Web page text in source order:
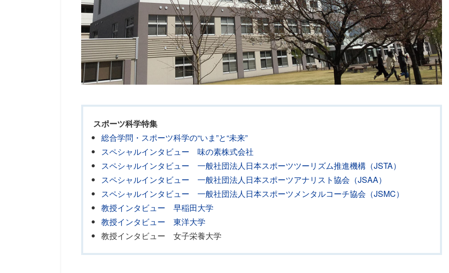
スポーツ科学特集
総合学問・スポーツ科学の“いま”と“未来”
スペシャルインタビュー 味の素株式会社
スペシャルインタビュー 一般社団法人日本スポーツツーリズム推進機構（JSTA）
スペシャルインタビュー 一般社団法人日本スポーツアナリスト協会（JSAA）
スペシャルインタビュー 一般社団法人日本スポーツメンタルコーチ協会（JSMC）
教授インタビュー 早稲田大学
教授インタビュー 東洋大学
教授インタビュー 女子栄養大学